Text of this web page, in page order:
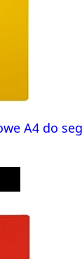
A4 do